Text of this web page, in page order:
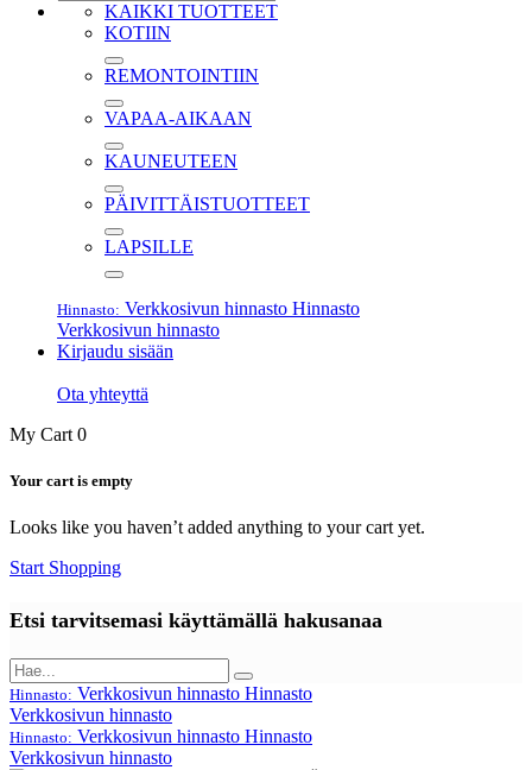
KAIKKI TUOTTEET
KOTIIN
REMONTOINTIIN
VAPAA-AIKAAN
KAUNEUTEEN
PÄIVITTÄISTUOTTEET
LAPSILLE
Hinnasto: Verkkosivun hinnasto Hinnasto
Verkkosivun hinnasto
Kirjaudu sisään
Ota yhteyttä
My Cart 0
Your cart is empty
Looks like you haven’t added anything to your cart yet.
Start Shopping
Etsi tarvitsemasi käyttämällä hakusanaa
Hinnasto: Verkkosivun hinnasto Hinnasto
Verkkosivun hinnasto
Hinnasto: Verkkosivun hinnasto Hinnasto
Verkkosivun hinnasto